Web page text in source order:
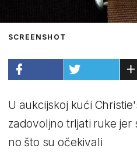
SCREENSHOT
U aukcijskoj kući
zadovoljno trljati ruke jer
no što su očekivali